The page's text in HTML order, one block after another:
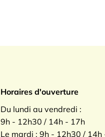
Horaires d'ouverture
Du lundi au vendredi :
9h - 12h30 / 14h - 17h
Le mardi : 9h - 12h30 / 14h